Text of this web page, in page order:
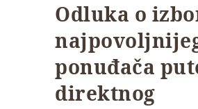
Odluka o
ponuđača
direktnog